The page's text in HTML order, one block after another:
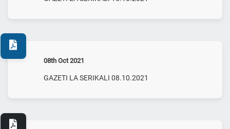
08th Oct 2021
GAZETI LA SERIKALI 08.10.2021